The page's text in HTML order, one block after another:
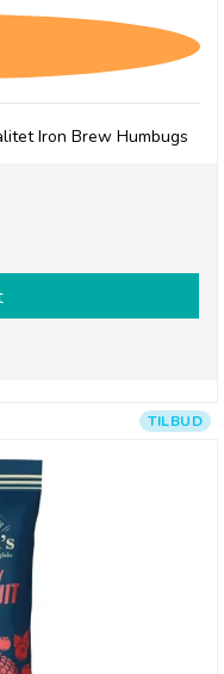
Iron Brew Humbugs
TILBUD